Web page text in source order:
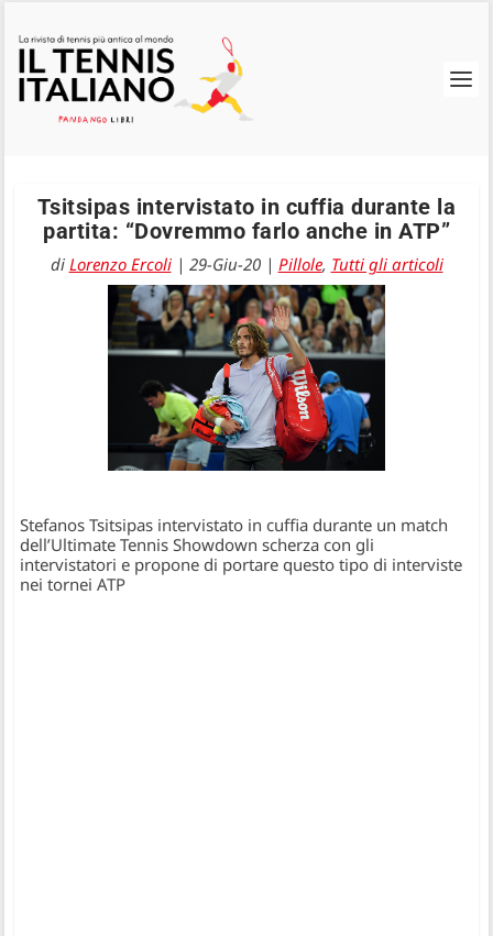
Tsitsipas intervistato in cuffia durante la
partita: “Dovremmo farlo anche in ATP”
di Lorenzo Ercoli| 29-Giu-20| Pillole, Tutti gli articoli
Stefanos Tsitsipas intervistato in cuffia durante un match
dell’Ultimate Tennis Showdown scherza con gli
intervistatori e propone di portare questo tipo di interviste
nei tornei ATP